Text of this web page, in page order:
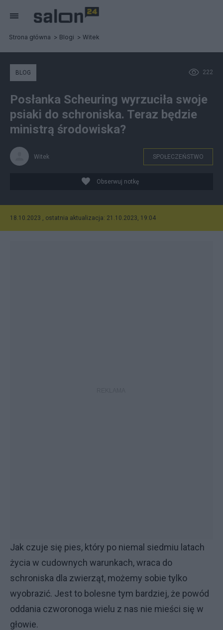
Strona główna Blogi Witek
222
BLOG
Posłanka Scheuring wyrzuciła swoje
psiaki do schroniska. Teraz będzie
ministrą środowiska?
Witek SPOŁECZEŃSTWO
Obserwuj notkę
18.10.2023 , ostatnia aktualizacja: 21.10.2023, 19:04
Jak czuje się pies, który po niemal siedmiu latach
życia w cudownych warunkach, wraca do
schroniska dla zwierząt, możemy sobie tylko
wyobrazić. Jest to bolesne tym bardziej, że powód
oddania czworonoga wielu z nas nie mieści się w
głowie.